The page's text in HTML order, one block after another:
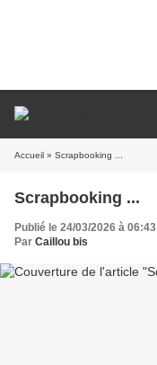
Accueil » Scrapbooking ...
Scrapbooking ...
Publié le 24/03/2026 à 06:43
Par Caillou bis